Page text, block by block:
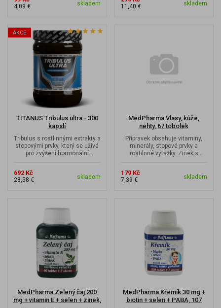
4,09 € skladem 11,40 € skladem
AKCE
TITANUS Tribulus ultra - 300
kapslí
Tribulus s rostlinnými extrakty a
stopovými prvky, který se užívá
pro zvýšení hormonální
692 Kč
28,58 € skladem
MedPharma Vlasy, kůže,
nehty, 67 tobolek
Přípravek obsahuje vitaminy,
minerály, stopové prvky a
rostilnné výtažky. Zinek s
179 Kč
7,39 € skladem
MedPharma Zelený čaj 200
mg + vitamin E + selen + zinek,
MedPharma Křemík 30 mg +
biotin + selen + PABA, 107